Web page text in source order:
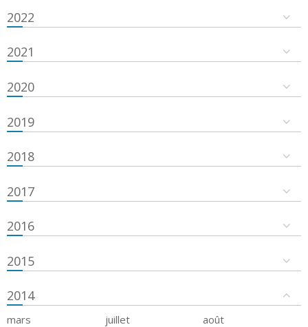
2022
2021
2020
2019
2018
2017
2016
2015
2014
mars juillet
août